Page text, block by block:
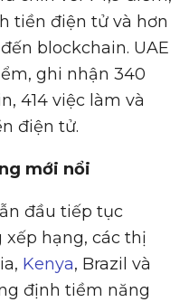
tiền điện tử và hơn
blockchain. UAE
ghi nhận 340
414 việc làm và
điện tử.
ng mới nổi
đầu tiếp tục
hạng, các thị
Kenya, Brazil và
định tiềm năng